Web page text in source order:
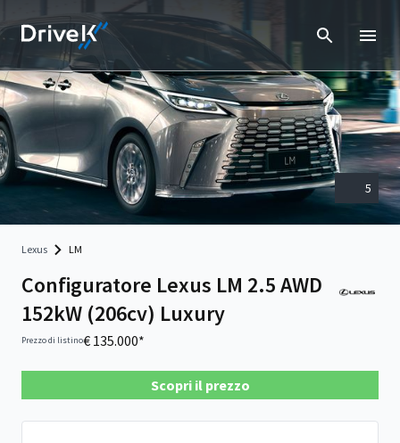
5
Lexus LM
Configuratore Lexus LM 2.5 AWD
152kW (206cv) Luxury
Prezzo di listino€ 135.000*
Scopri il prezzo